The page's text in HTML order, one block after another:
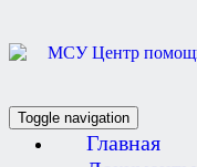
Toggle navigation
Главная